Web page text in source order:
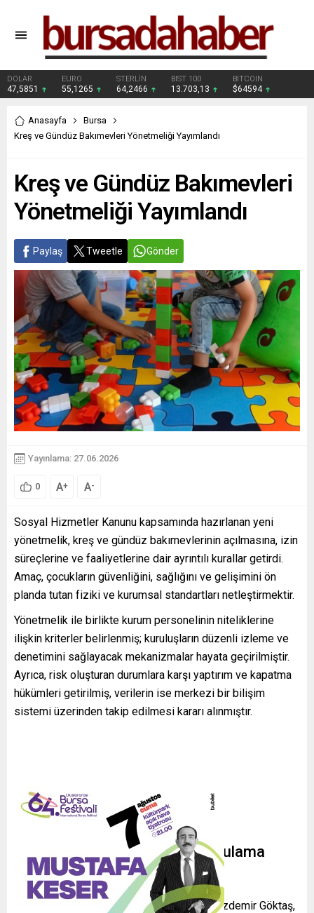
DOLAR
47,5851
EURO
55,1265
STERLİN
64,2466
BIST 100
13.703,13
BITCOIN
$64594
Anasayfa
Bursa
Kreş ve Gündüz Bakımevleri Yönetmeliği Yayımlandı
Kreş ve Gündüz Bakımevleri
Yönetmeliği Yayımlandı
Paylaş Tweetle Gönder
Yayınlama: 27.06.2026
0 A+ A-
Sosyal Hizmetler Kanunu kapsamında hazırlanan yeni
yönetmelik, kreş ve gündüz bakımevlerinin açılmasına, izin
süreçlerine ve faaliyetlerine dair ayrıntılı kurallar getirdi.
Amaç, çocukların güvenliğini, sağlığını ve gelişimini ön
planda tutan fiziki ve kurumsal standartları netleştirmektir.
Yönetmelik ile birlikte kurum personelinin niteliklerine
ilişkin kriterler belirlenmiş; kuruluşların düzenli izleme ve
denetimini sağlayacak mekanizmalar hayata geçirilmiştir.
Ayrıca, risk oluşturan durumlara karşı yaptırım ve kapatma
hükümleri getirilmiş, verilerin ise merkezi bir bilişim
sistemi üzerinden takip edilmesi kararı alınmıştır.
Yetkililerin Açıklamaları ve Uygulama
Adımları
Aile ve Sosyal Hizmetler Bakanı Mahinur Özdemir Göktaş,